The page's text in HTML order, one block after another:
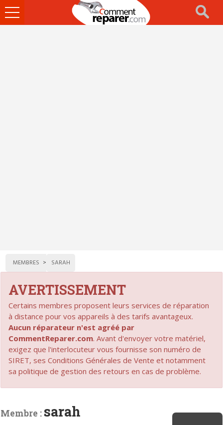
Ouvrir
le
MEMBRES SARAH
AVERTISSEMENT
Certains membres proposent leurs services de réparation
à distance pour vos appareils à des tarifs avantageux.
Aucun réparateur n'est agréé par
CommentReparer.com. Avant d'envoyer votre matériel,
exigez que l'interlocuteur vous fournisse son numéro de
SIRET, ses Conditions Générales de Vente et notamment
sa politique de gestion des retours en cas de problème.
Membre : sarah